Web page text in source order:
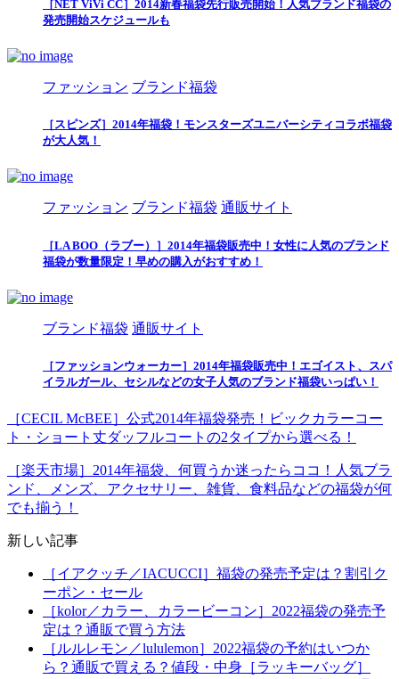
［NET ViVi CC］2014新春福袋先行販売開始！人気ブランド福袋の
発売開始スケジュールも
ファッション ブランド福袋
［スピンズ］2014年福袋！モンスターズユニバーシティコラボ福袋
が大人気！
ファッション ブランド福袋 通販サイト
［LA BOO（ラブー）］2014年福袋販売中！女性に人気のブランド
福袋が数量限定！早めの購入がおすすめ！
ブランド福袋 通販サイト
［ファッションウォーカー］2014年福袋販売中！エゴイスト、スパ
イラルガール、セシルなどの女子人気のブランド福袋いっぱい！
［CECIL McBEE］公式2014年福袋発売！ビックカラーコー
ト・ショート丈ダッフルコートの2タイプから選べる！
［楽天市場］2014年福袋、何買うか迷ったらココ！人気ブラ
ンド、メンズ、アクセサリー、雑貨、食料品などの福袋が何
でも揃う！
新しい記事
［イアクッチ／IACUCCI］福袋の発売予定は？割引ク
ーポン・セール
［kolor／カラー、カラービーコン］2022福袋の発売予
定は？通販で買う方法
［ルルレモン／lululemon］2022福袋の予約はいつか
ら？通販で買える？値段・中身［ラッキーバッグ］